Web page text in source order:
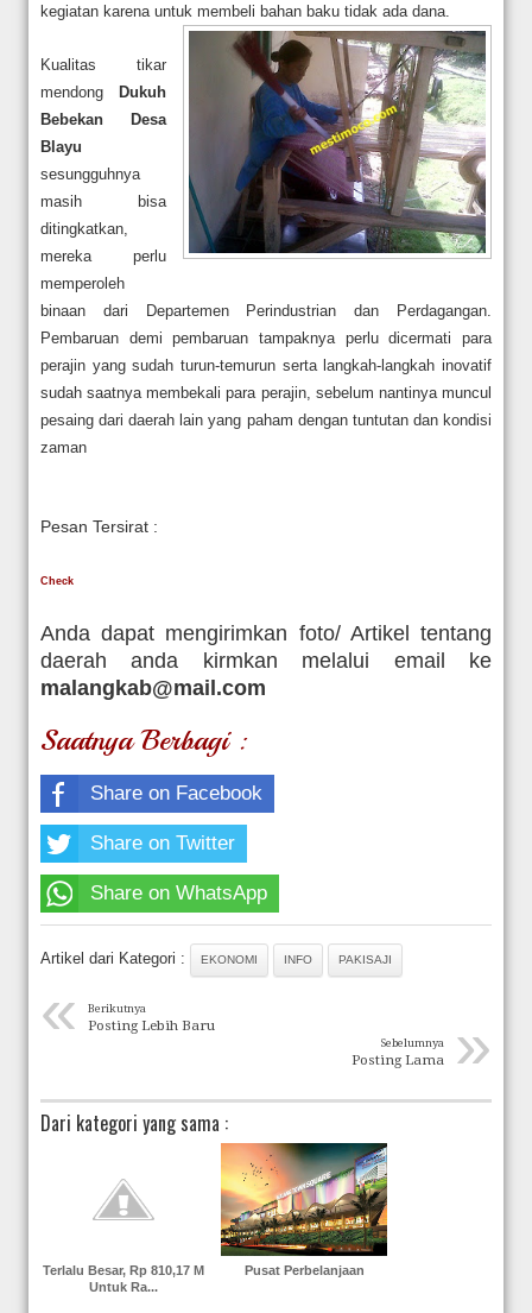
kegiatan karena untuk membeli bahan baku tidak ada dana.
Kualitas tikar
mendong Dukuh
Bebekan Desa
Blayu
sesungguhnya
masih bisa
ditingkatkan,
mereka perlu
memperoleh
binaan dari Departemen Perindustrian dan Perdagangan.
Pembaruan demi pembaruan tampaknya perlu dicermati para
perajin yang sudah turun-temurun serta langkah-langkah inovatif
sudah saatnya membekali para perajin, sebelum nantinya muncul
pesaing dari daerah lain yang paham dengan tuntutan dan kondisi
zaman
Pesan Tersirat :
Check
Anda dapat mengirimkan foto/ Artikel tentang
daerah anda kirmkan melalui email ke
malangkab@mail.com
Saatnya Berbagi :
Share on Facebook
Share on Twitter
Share on WhatsApp
Artikel dari Kategori : EKONOMI INFO PAKISAJI
« Berikutnya
Posting Lebih Baru »
Sebelumnya
Posting Lama
Dari kategori yang sama :
Terlalu Besar, Rp 810,17 M
Untuk Ra...
Pusat Perbelanjaan